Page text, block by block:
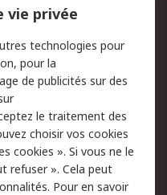
Sécurité des E-mails
Politique anti-
corruption
vie privée
technologies pour
pour la
de publicités sur des
le traitement des
choisir vos cookies
cookies ». Si vous ne le
refuser ». Cela peut
Pour en savoir